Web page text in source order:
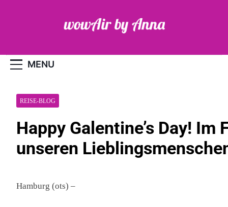
WOW-Air
MENU
REISE-BLOG
Happy Galentine’s Day!
unseren
Hamburg (ots) –